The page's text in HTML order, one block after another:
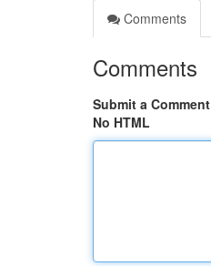
Comments
Comments
Submit a Comment
No HTML